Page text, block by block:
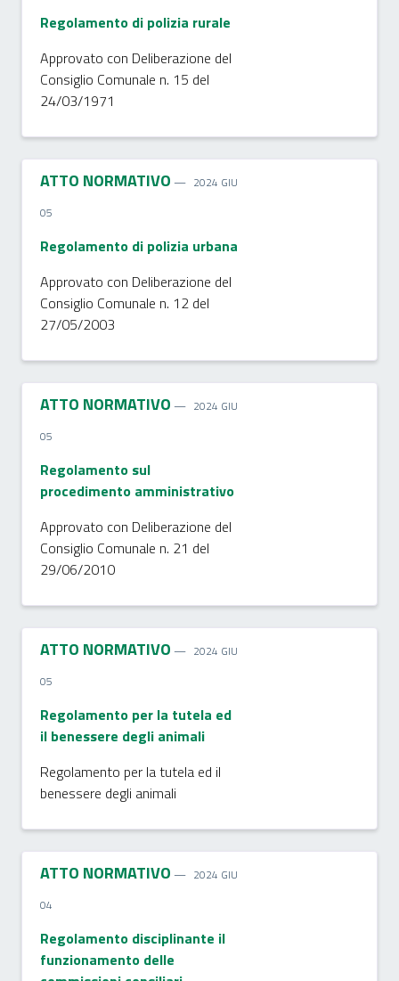
Regolamento di polizia rurale
Approvato con Deliberazione del
Consiglio Comunale n. 15 del
24/03/1971
ATTO NORMATIVO
2024 GIU
05
Regolamento di polizia urbana
Approvato con Deliberazione del
Consiglio Comunale n. 12 del
27/05/2003
ATTO NORMATIVO
2024 GIU
05
Regolamento sul
procedimento amministrativo
Approvato con Deliberazione del
Consiglio Comunale n. 21 del
29/06/2010
ATTO NORMATIVO
2024 GIU
05
Regolamento per la tutela ed
il benessere degli animali
Regolamento per la tutela ed il
benessere degli animali
ATTO NORMATIVO
2024 GIU
04
Regolamento disciplinante il
funzionamento delle